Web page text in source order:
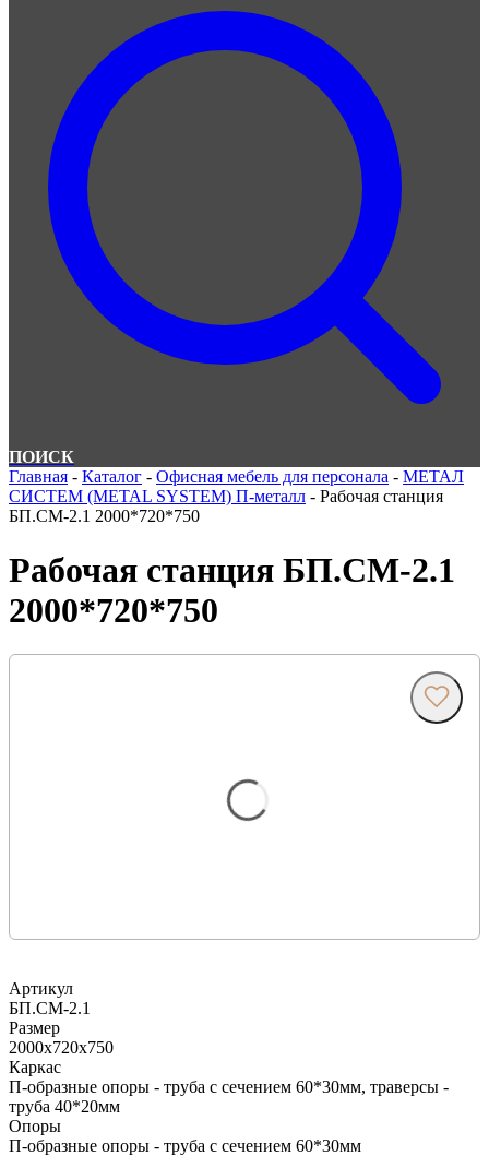
ПОИСК
Главная - Каталог - Офисная мебель для персонала - МЕТАЛ
СИСТЕМ (METAL SYSTEM) П-металл - Рабочая станция
БП.СМ-2.1 2000*720*750
Рабочая станция БП.СМ-2.1
2000*720*750
Артикул
БП.СМ-2.1
Размер
2000х720х750
Каркас
П-образные опоры - труба с сечением 60*30мм, траверсы -
труба 40*20мм
Опоры
П-образные опоры - труба с сечением 60*30мм